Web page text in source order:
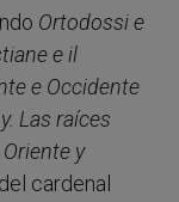
Ortodossi e
e il
e Occidente
Las raíces
y
cardenal